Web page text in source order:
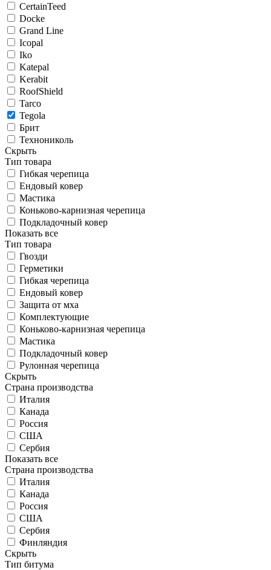
CertainTeed
Docke
Grand Line
Icopal
Iko
Katepal
Kerabit
RoofShield
Tarco
Tegola
Брит
Технониколь
Скрыть
Тип товара
Гибкая черепица
Ендовый ковер
Мастика
Коньково-карнизная черепица
Подкладочный ковер
Показать все
Тип товара
Гвозди
Герметики
Гибкая черепица
Ендовый ковер
Защита от мха
Комплектующие
Коньково-карнизная черепица
Мастика
Подкладочный ковер
Рулонная черепица
Скрыть
Страна производства
Италия
Канада
Россия
США
Сербия
Показать все
Страна производства
Италия
Канада
Россия
США
Сербия
Финляндия
Скрыть
Тип битума